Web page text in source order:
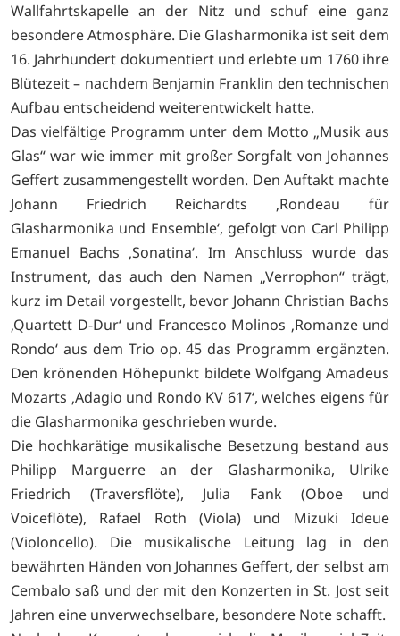
Wallfahrtskapelle an der Nitz und schuf eine ganz
besondere Atmosphäre. Die Glasharmonika ist seit dem
16. Jahrhundert dokumentiert und erlebte um 1760 ihre
Blütezeit – nachdem Benjamin Franklin den technischen
Aufbau entscheidend weiterentwickelt hatte.
Das vielfältige Programm unter dem Motto „Musik aus
Glas“ war wie immer mit großer Sorgfalt von Johannes
Geffert zusammengestellt worden. Den Auftakt machte
Johann Friedrich Reichardts ‚Rondeau für
Glasharmonika und Ensemble‘, gefolgt von Carl Philipp
Emanuel Bachs ‚Sonatina‘. Im Anschluss wurde das
Instrument, das auch den Namen „Verrophon“ trägt,
kurz im Detail vorgestellt, bevor Johann Christian Bachs
‚Quartett D-Dur‘ und Francesco Molinos ‚Romanze und
Rondo‘ aus dem Trio op. 45 das Programm ergänzten.
Den krönenden Höhepunkt bildete Wolfgang Amadeus
Mozarts ‚Adagio und Rondo KV 617‘, welches eigens für
die Glasharmonika geschrieben wurde.
Die hochkarätige musikalische Besetzung bestand aus
Philipp Marguerre an der Glasharmonika, Ulrike
Friedrich (Traversflöte), Julia Fank (Oboe und
Voiceflöte), Rafael Roth (Viola) und Mizuki Ideue
(Violoncello). Die musikalische Leitung lag in den
bewährten Händen von Johannes Geffert, der selbst am
Cembalo saß und der mit den Konzerten in St. Jost seit
Jahren eine unverwechselbare, besondere Note schafft.